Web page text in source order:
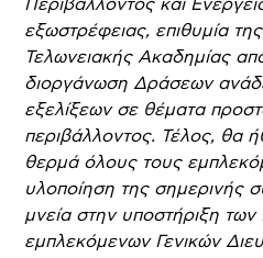
Περιβάλλοντος και
εξωστρέφειας, επιθυμία
Τελωνειακής Ακαδημίας
διοργάνωση Δράσεων
εξελίξεων σε θέματα
περιβάλλοντος. Τέλος, θα
θερμά όλους τους
υλοποίηση της σημερινής
μνεία στην υποστήριξη
εμπλεκόμενων Γενικών